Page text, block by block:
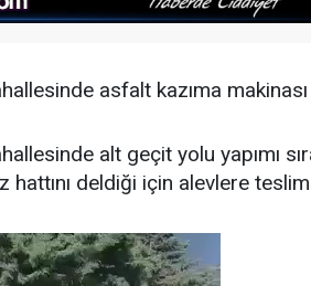
asfalt kazıma
alt geçit yolu yapımı
hattını deldiği için alevlere